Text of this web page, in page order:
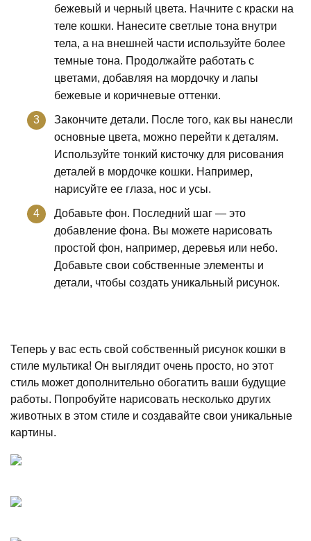
бежевый и черный цвета. Начните с краски на
теле кошки. Нанесите светлые тона внутри
тела, а на внешней части используйте более
темные тона. Продолжайте работать с
цветами, добавляя на мордочку и лапы
бежевые и коричневые оттенки.
Закончите детали. После того, как вы нанесли
основные цвета, можно перейти к деталям.
Используйте тонкий кисточку для рисования
деталей в мордочке кошки. Например,
нарисуйте ее глаза, нос и усы.
Добавьте фон. Последний шаг — это
добавление фона. Вы можете нарисовать
простой фон, например, деревья или небо.
Добавьте свои собственные элементы и
детали, чтобы создать уникальный рисунок.
Теперь у вас есть свой собственный рисунок кошки в
стиле мультика! Он выглядит очень просто, но этот
стиль может дополнительно обогатить ваши будущие
работы. Попробуйте нарисовать несколько других
животных в этом стиле и создавайте свои уникальные
картины.